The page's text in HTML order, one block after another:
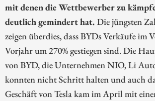
mit denen die Wettbewerber zu
deutlich gemindert hat. Die jüngsten
zeigen überdies, dass BYDs Verkäufe im
Vorjahr um 270% gestiegen sind. Die
von BYD, die Unternehmen NIO, Li
konnten nicht Schritt halten und auch
Geschäft von Tesla kam im April mit